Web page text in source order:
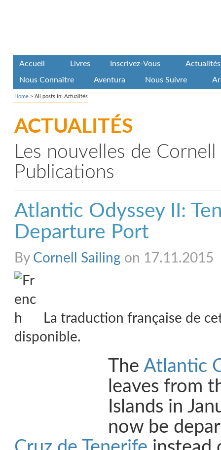
Accueil Livres Inscrivez-Vous Actualités
Nous Connaître Aventura Nous Suivre
Home > All posts in: Actualités
ACTUALITÉS
Les nouvelles de Cornell
Publications
Atlantic Odyssey II:
Departure Port
By Cornell Sailing on 17.11.2015
La traduction française de
disponible.
The Atlantic
leaves from
Islands in
now be